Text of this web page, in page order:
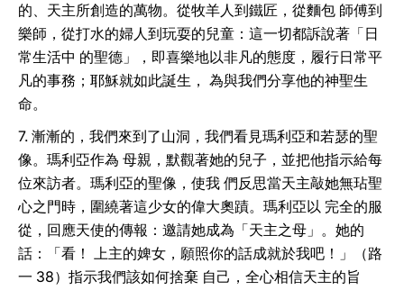
的、天主所創造的萬物。從牧羊人到鐵匠，從麵包 師傅到
樂師，從打水的婦人到玩耍的兒童：這一切都訴說著「日
常生活中 的聖德」，即喜樂地以非凡的態度，履行日常平
凡的事務；耶穌就如此誕生， 為與我們分享他的神聖生
命。
7. 漸漸的，我們來到了山洞，我們看見瑪利亞和若瑟的聖
像。瑪利亞作為 母親，默觀著她的兒子，並把他指示給每
位來訪者。瑪利亞的聖像，使我 們反思當天主敲她無玷聖
心之門時，圍繞著這少女的偉大奧蹟。瑪利亞以 完全的服
從，回應天使的傳報：邀請她成為「天主之母」。她的
話：「看！ 上主的婢女，願照你的話成就於我吧！」（路
一 38）指示我們該如何捨棄 自己，全心相信天主的旨